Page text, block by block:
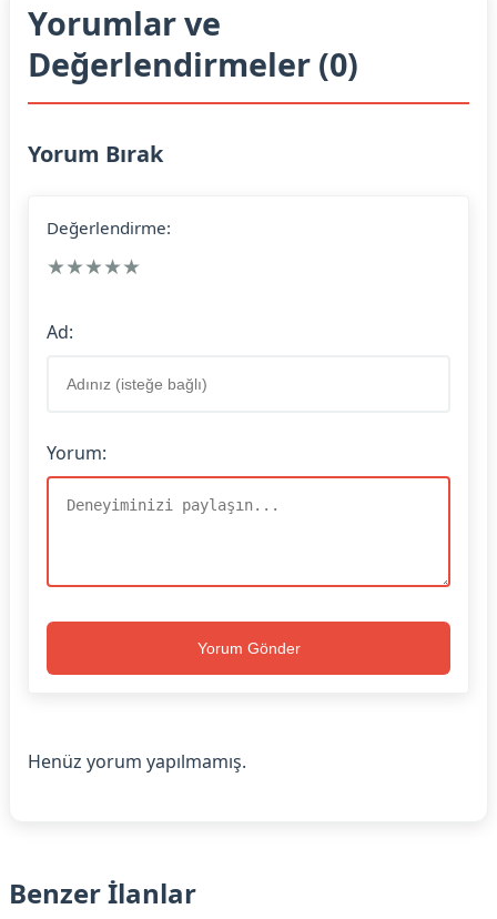
Yorumlar ve
Değerlendirmeler (0)
Yorum Bırak
Değerlendirme:
★
★
★
★
★
Ad:
Yorum:
Yorum Gönder
Henüz yorum yapılmamış.
Benzer İlanlar